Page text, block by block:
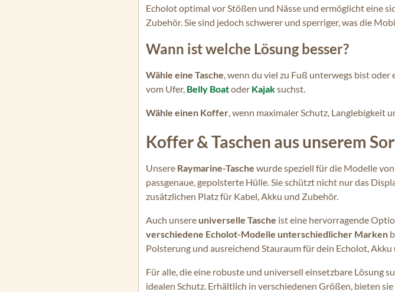
Echolot optimal vor Stößen und Nässe und ermöglicht eine
Zubehör. Sie sind jedoch schwerer und sperriger, was die
Wann ist welche Lösung besser?
Wähle eine Tasche, wenn du viel zu Fuß unterwegs bist oder
vom Ufer, Belly Boatoder Kajaksuchst.
Wähle einen Koffer, wenn maximaler Schutz, Langlebigkeit
Koffer & Taschen aus unserem
Unsere Raymarine-Tasche wurde speziell für die Modelle von
passgenaue, gepolsterte Hülle. Sie schützt nicht nur das
zusätzlichen Platz für Kabel, Akku und Zubehör.
Auch unsere universelle Tasche ist eine hervorragende
verschiedene Echolot-Modelle unterschiedlicher Marken
Polsterung und ausreichend Stauraum für dein Echolot,
Für alle, die eine robuste und universell einsetzbare Lösung
idealen Schutz. Erhältlich in verschiedenen Größen, bieten